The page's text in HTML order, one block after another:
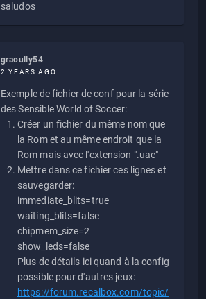
saludos
graoully54
2 YEARS AGO
Exemple de fichier de conf pour la série
des Sensible World of Soccer:
Créer un fichier du même nom que
la Rom et au même endroit que la
Rom mais avec l'extension ".uae"
Mettre dans ce fichier ces lignes et
sauvegarder:
immediate_blits=true
waiting_blits=false
chipmem_size=2
show_leds=false
Plus de détails ici quand à la config
possible pour d'autres jeux:
https://forum.recalbox.com/topic/